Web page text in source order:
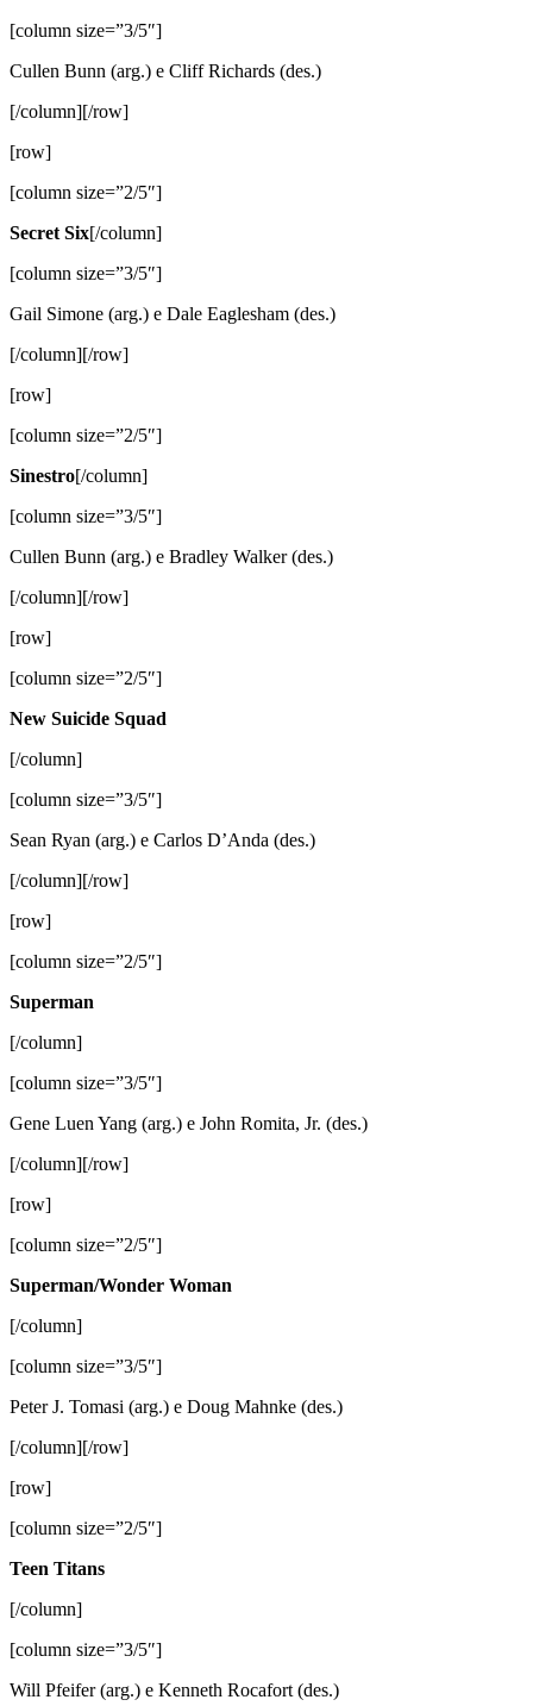
[column size=”3/5″]
Cullen Bunn (arg.) e Cliff Richards (des.)
[/column][/row]
[row]
[column size=”2/5″]
Secret Six[/column]
[column size=”3/5″]
Gail Simone (arg.) e Dale Eaglesham (des.)
[/column][/row]
[row]
[column size=”2/5″]
Sinestro[/column]
[column size=”3/5″]
Cullen Bunn (arg.) e Bradley Walker (des.)
[/column][/row]
[row]
[column size=”2/5″]
New Suicide Squad
[/column]
[column size=”3/5″]
Sean Ryan (arg.) e Carlos D’Anda (des.)
[/column][/row]
[row]
[column size=”2/5″]
Superman
[/column]
[column size=”3/5″]
Gene Luen Yang (arg.) e John Romita, Jr. (des.)
[/column][/row]
[row]
[column size=”2/5″]
Superman/Wonder Woman
[/column]
[column size=”3/5″]
Peter J. Tomasi (arg.) e Doug Mahnke (des.)
[/column][/row]
[row]
[column size=”2/5″]
Teen Titans
[/column]
[column size=”3/5″]
Will Pfeifer (arg.) e Kenneth Rocafort (des.)